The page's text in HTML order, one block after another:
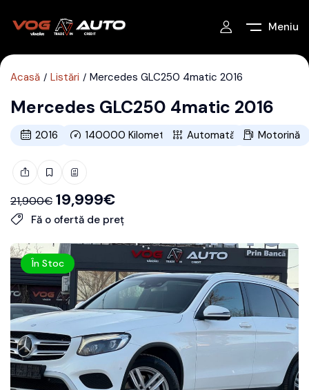
Meniu
Acasă Listări Mercedes GLC250 4matic 2016
Mercedes GLC250 4matic 2016
2016 140000 Kilometri Automată Motorină
21,900€ 19,999€
Fă o ofertă de preț
În Stoc